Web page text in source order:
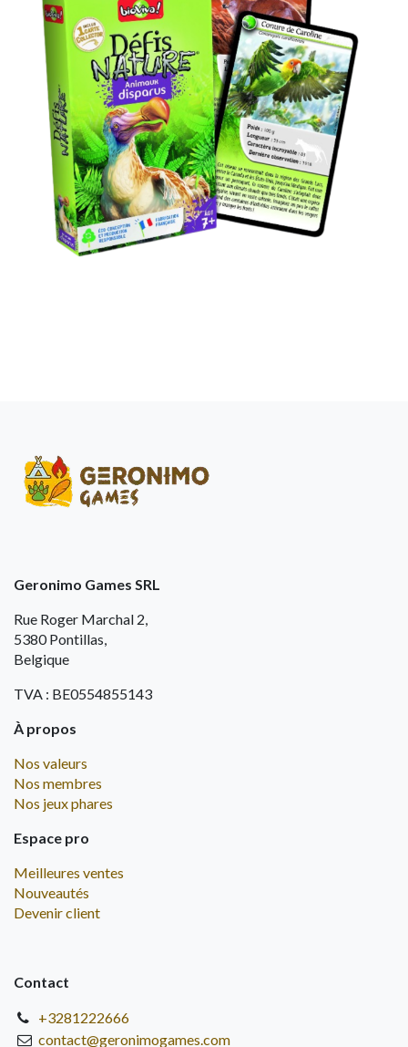
Geronimo Games SRL
Rue Roger Marchal 2,
5380 Pontillas,
Belgique
TVA : BE0554855143
À propos
Nos valeurs
Nos membres
Nos jeux phares
Espace pro
Meilleures ventes
Nouveautés
Devenir client
Contact
+3281222666
contact@geronimogames.com